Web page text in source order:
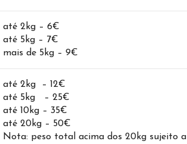
até 2kg – 6€
até 5kg – 7€
mais de 5kg – 9€
até 2kg – 12€
até 5kg – 25€
até 10kg – 35€
até 20kg – 50€
Nota: peso total acima dos 20kg sujeito a